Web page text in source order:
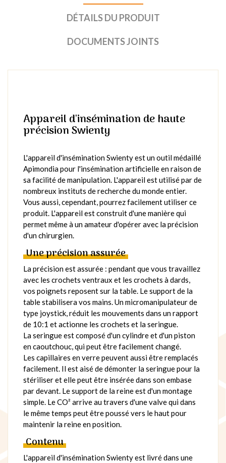
DÉTAILS DU PRODUIT
DOCUMENTS JOINTS
Appareil d'insémination de haute
précision Swienty
L'appareil d'insémination Swienty est un outil médaillé
Apimondia pour l'insémination artificielle en raison de
sa facilité de manipulation. L'appareil est utilisé par de
nombreux instituts de recherche du monde entier.
Vous aussi, cependant, pourrez facilement utiliser ce
produit. L'appareil est construit d'une manière qui
permet même à un amateur d'opérer avec la précision
d'un chirurgien.
Une précision assurée
La précision est assurée : pendant que vous travaillez
avec les crochets ventraux et les crochets à dards,
vos poignets reposent sur la table. Le support de la
table stabilisera vos mains. Un micromanipulateur de
type joystick, réduit les mouvements dans un rapport
de 10:1 et actionne les crochets et la seringue.
La seringue est composé d'un cylindre et d'un piston
en caoutchouc, qui peut être facilement changé.
Les capillaires en verre peuvent aussi être remplacés
facilement. Il est aisé de démonter la seringue pour la
stériliser et elle peut être insérée dans son embase
par devant. Le support de la reine est d'un montage
simple. Le CO² arrive au travers d'une valve qui dans
le même temps peut être poussé vers le haut pour
maintenir la reine en position.
Contenu
L'appareil d'insémination Swienty est livré dans une